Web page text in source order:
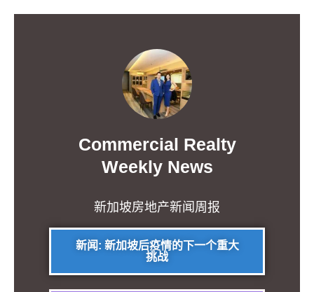
Commercial Realty
Weekly News
新加坡房地产新闻周报
新闻: 新加坡后疫情的下一个重大
挑战